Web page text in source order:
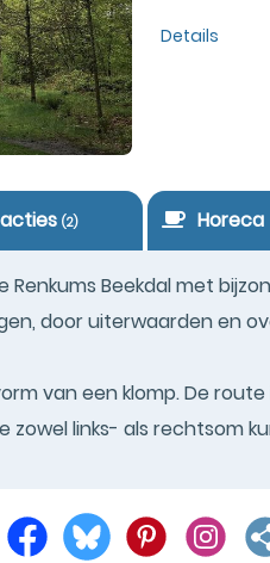
Details
(2) Horeca
Beekdal met
door uiterwaarden en
van een klomp. De
zowel links- als rechtsom